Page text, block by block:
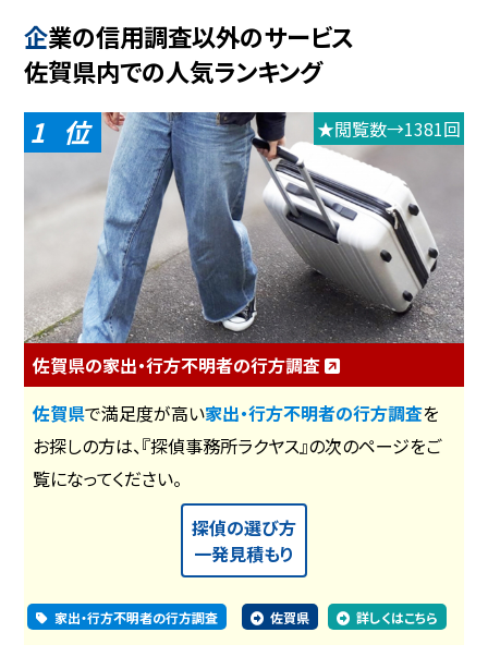
企業の信用調査以外のサービス
佐賀県内での人気ランキング
1 ★閲覧数→1381回
佐賀県の家出・行方不明者の行方調査
佐賀県で満足度が高い家出・行方不明者の行方調査を
お探しの方は、『探偵事務所ラクヤス』の次のページをご
覧になってください。
探偵の選び方
一発見積もり
家出・行方不明者の行方調査 佐賀県 詳しくはこちら